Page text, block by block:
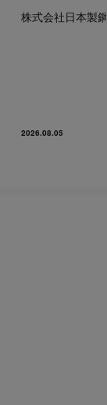
株式会社日本製
2026.08.05